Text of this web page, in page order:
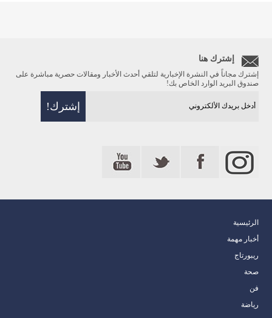
إشترك هنا
إشترك مجاناً في النشرة الإخبارية لتلقي أحدث الأخبار ومقالات حصرية مباشرة على
صندوق البريد الوارد الخاص بك!
الرئيسية
أخبار مهمة
ريبورتاج
صحة
فن
رياضة